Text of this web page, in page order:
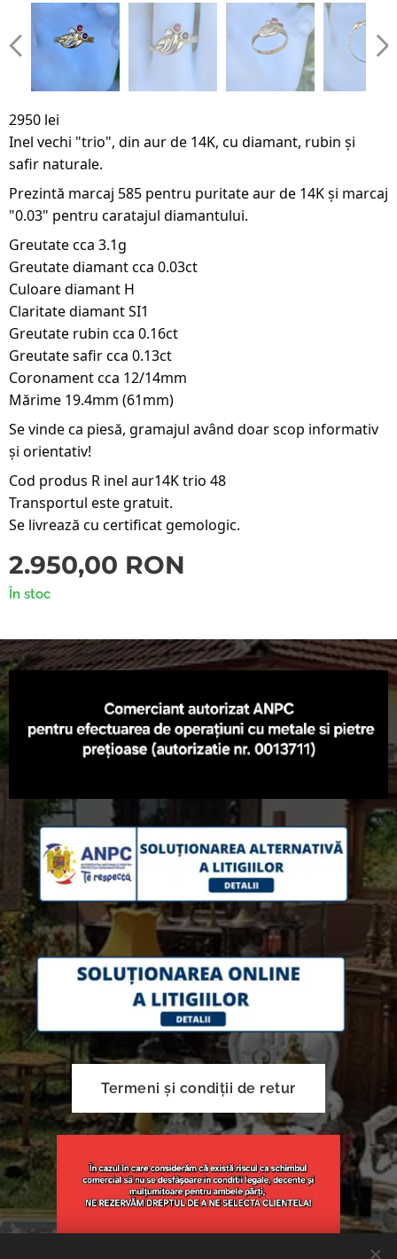
2950 lei
Inel vechi "trio", din aur de 14K, cu diamant, rubin și
safir naturale.
Prezintă marcaj 585 pentru puritate aur de 14K și marcaj
"0.03" pentru caratajul diamantului.
Greutate cca 3.1g
Greutate diamant cca 0.03ct
Culoare diamant H
Claritate diamant SI1
Greutate rubin cca 0.16ct
Greutate safir cca 0.13ct
Coronament cca 12/14mm
Mărime 19.4mm (61mm)
Se vinde ca piesă, gramajul având doar scop informativ
și orientativ!
Cod produs R inel aur14K trio 48
Transportul este gratuit.
Se livrează cu certificat gemologic.
2.950,00 RON
În stoc
Termeni și condiții de retur